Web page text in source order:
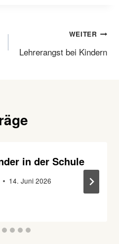
WEITER
Lehrerangst bei Kindern
in der Schule
14. Juni 2026